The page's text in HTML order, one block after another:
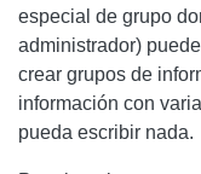
especial de grupo
administrador)
crear grupos de
información con
pueda escribir nada.